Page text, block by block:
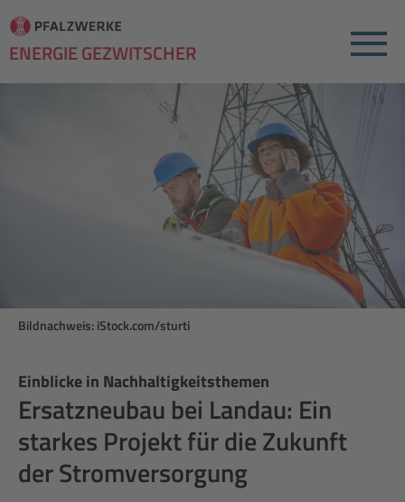
ENERGIE GEZWITSCHER Menu
Einblicke in Nachhaltigkeitsthemen
Ersatzneubau bei Landau: Ein
starkes Projekt für die Zukunft
der Stromversorgung
Bildnachweis: iStock.com/sturti